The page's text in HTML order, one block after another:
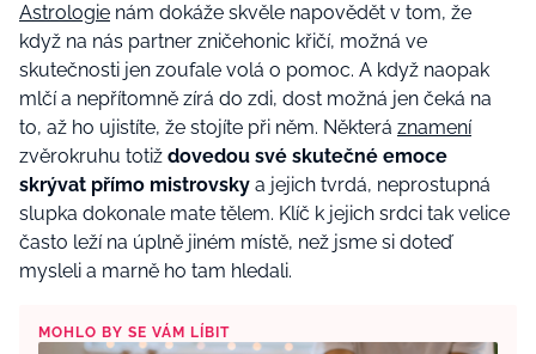
Astrologie nám dokáže skvěle napovědět v tom, že
když na nás partner zničehonic křičí, možná ve
skutečnosti jen zoufale volá o pomoc. A když naopak
mlčí a nepřítomně zírá do zdi, dost možná jen čeká na
to, až ho ujistíte, že stojíte při něm. Některá znamení
zvěrokruhu totiž dovedou své skutečné emoce
skrývat přímo mistrovsky a jejich tvrdá, neprostupná
slupka dokonale mate tělem. Klíč k jejich srdci tak velice
často leží na úplně jiném místě, než jsme si doteď
mysleli a marně ho tam hledali.
MOHLO BY SE VÁM LÍBIT